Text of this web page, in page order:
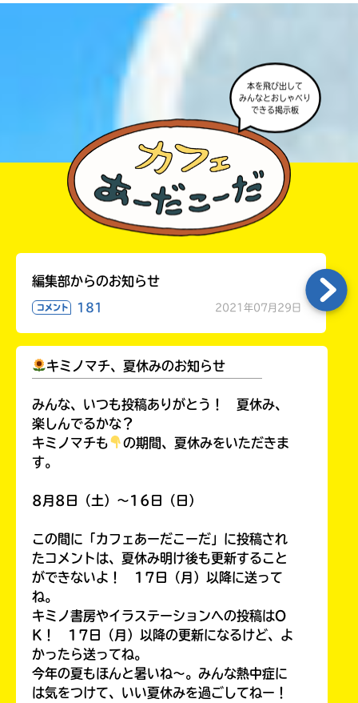
書店に届いた
みんなからのお手紙が
読める
もっと知りたい
本を飛び出して
みんなとおしゃべり
できる掲示板
編集部からのお知らせ
コメント 181 2021年07月29日
キミノマチ、夏休みのお知らせ
みんな、いつも投稿ありがとう！ 夏休み、
楽しんでるかな？
キミノマチも
の期間、夏休みをいただきま
す。
8月8日（土）～16日（日）
この間に「カフェあーだこーだ」に投稿され
たコメントは、夏休み明け後も更新すること
ができないよ！ 17日（月）以降に送って
ね。
キミノ書房やイラステーションへの投稿はO
K！ 17日（月）以降の更新になるけど、よ
かったら送ってね。
今年の夏もほんと暑いね～。みんな熱中症に
は気をつけて、いい夏休みを過ごしてねー！